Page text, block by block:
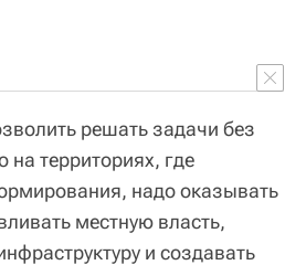
решать задачи без
на территориях, где
надо оказывать
местную власть,
и создавать